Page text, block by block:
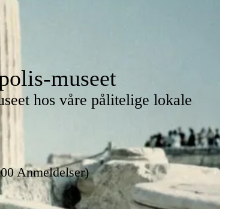
museet
hos våre pålitelige lokale
Anmeldelser)